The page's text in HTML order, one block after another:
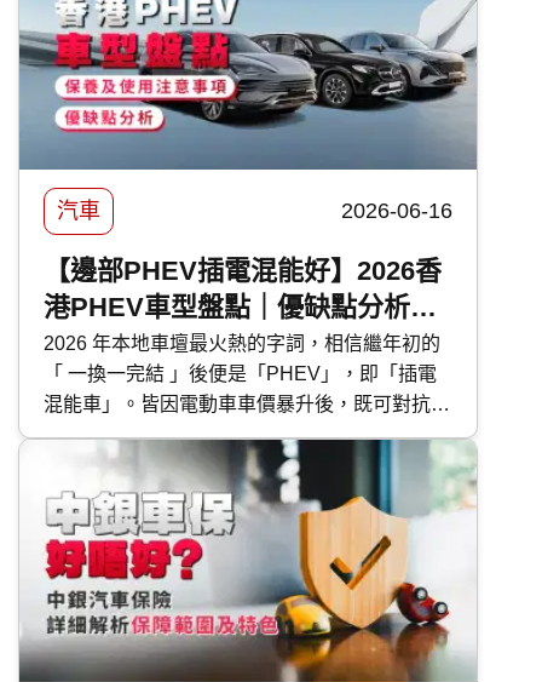
錢由 DIY 的百多元，到汽車美容店的幾千元不
等，到底該如何選擇？傳統打蠟與近年流行的
汽車鍍膜 又有甚麼分別？ 快而保 為你一文看清
汽車打蠟的好處、種類、價錢比較及常見問題，
助你選出最適合愛車的護理方案！
汽車 2026-06-16
【邊部PHEV插電混能好】2026香
港PHEV車型盤點｜優缺點分析｜
保養及使用注意事項
2026 年本地車壇最火熱的字詞，相信繼年初的
「 一換一完結 」後便是「PHEV」，即「插電
混能車」。皆因電動車車價暴升後，既可對抗油
魔又毋須為續航距離而煩惱的 PHEV 插電混能
車型，便成為各大代理力谷對象。今次 快而保
便為大家盤點本地最新的 PHEV 混能車型外，
還有選購及日常使用時的注意事項。